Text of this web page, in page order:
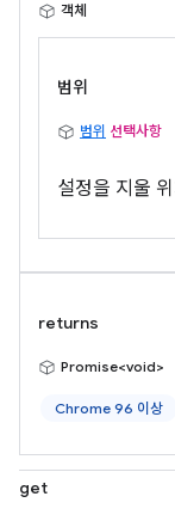
객체
범위
범위 선택사항
설정을 지울
returns
Promise<void>
Chrome 96 이상
get